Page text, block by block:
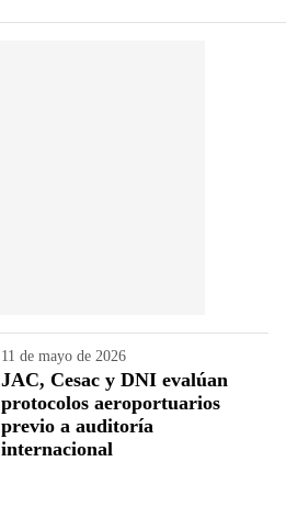
11 de mayo de 2026
JAC, Cesac y DNI evalúan
protocolos aeroportuarios
previo a auditoría
internacional